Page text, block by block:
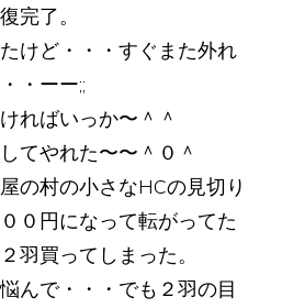
完了。
けど・・・すぐまた外れ
・ーー;;
ればいっか〜＾＾
てやれた〜〜＾０＾
の村の小さなHCの見切り
０円になって転がってた
羽買ってしまった。
んで・・・でも２羽の目